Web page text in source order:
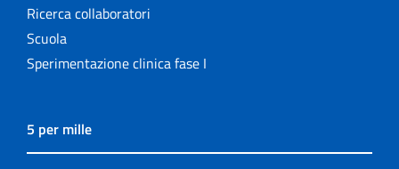
Ricerca collaboratori
Scuola
Sperimentazione clinica fase I
5 per mille